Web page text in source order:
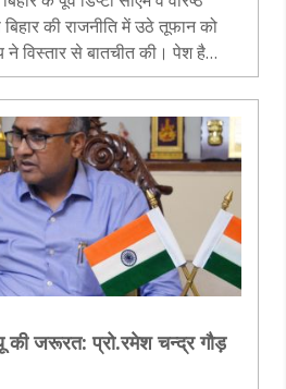
की राजनीति में उठे तूफान को
ने विस्तार से बातचीत की। पेश है
की जरूरत: प्रो.रमेश चन्‍द्र गौड़